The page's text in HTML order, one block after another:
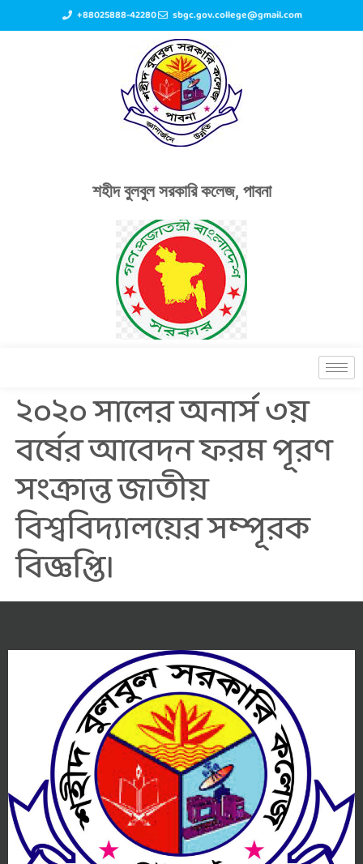
+88025888-42280 sbgc.gov.college@gmail.com
শহীদ বুলবুল সরকারি কলেজ, পাবনা
২০২০ সালের অনার্স ৩য়
বর্ষের আবেদন ফরম পূরণ
সংক্রান্ত জাতীয়
বিশ্ববিদ্যালয়ের সম্পূরক
বিজ্ঞপ্তি।